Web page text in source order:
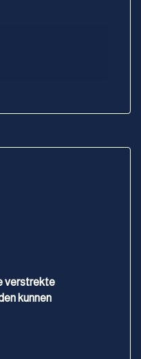
verstrekte
kunnen